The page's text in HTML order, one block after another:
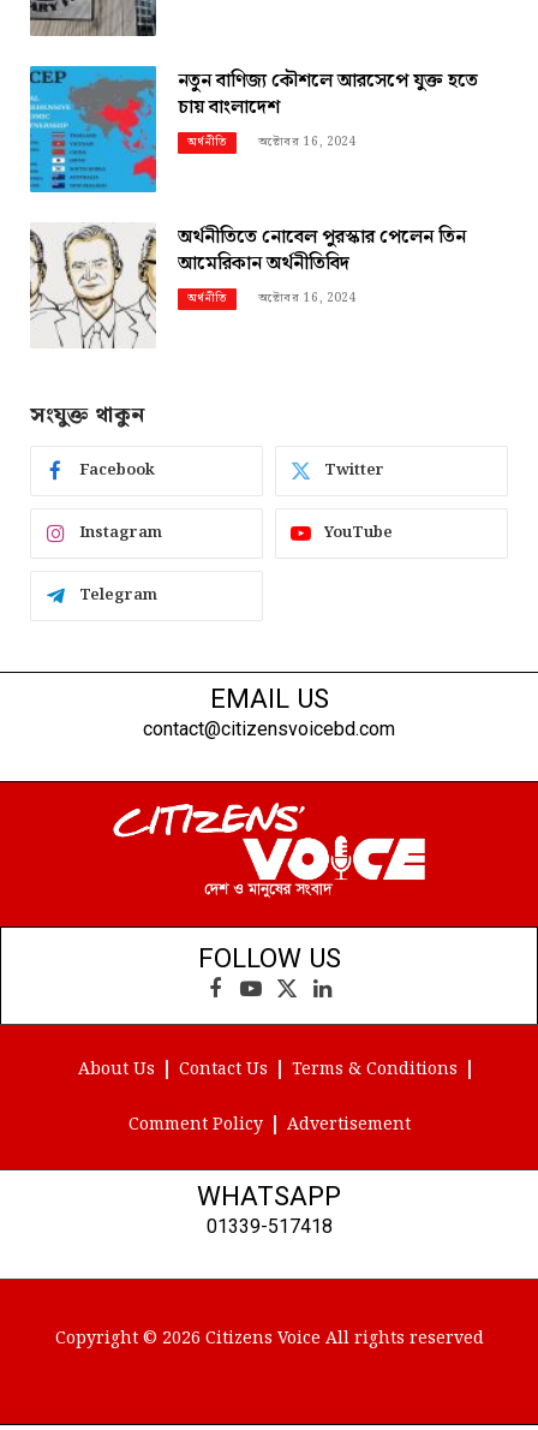
নতুন বাণিজ্য কৌশলে আরসেপে যুক্ত হতে
চায় বাংলাদেশ
অর্থনীতি অক্টোবর 16, 2024
অর্থনীতিতে নোবেল পুরস্কার পেলেন তিন
আমেরিকান অর্থনীতিবিদ
অর্থনীতি অক্টোবর 16, 2024
সংযুক্ত থাকুন
Facebook Twitter
Instagram YouTube
Telegram
EMAIL US
contact@citizensvoicebd.com
FOLLOW US
Facebook
YouTube
X
(Twitter)
LinkedIn
About Us Contact Us Terms & Conditions
Comment Policy Advertisement
WHATSAPP
01339-517418
Copyright © 2026 Citizens Voice All rights reserved